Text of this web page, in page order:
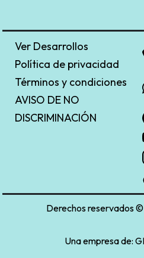
Ver Desarrollos
Política de privacidad
Términos y condiciones
AVISO DE NO
DISCRIMINACIÓN
Derechos reservados
Una empresa de: